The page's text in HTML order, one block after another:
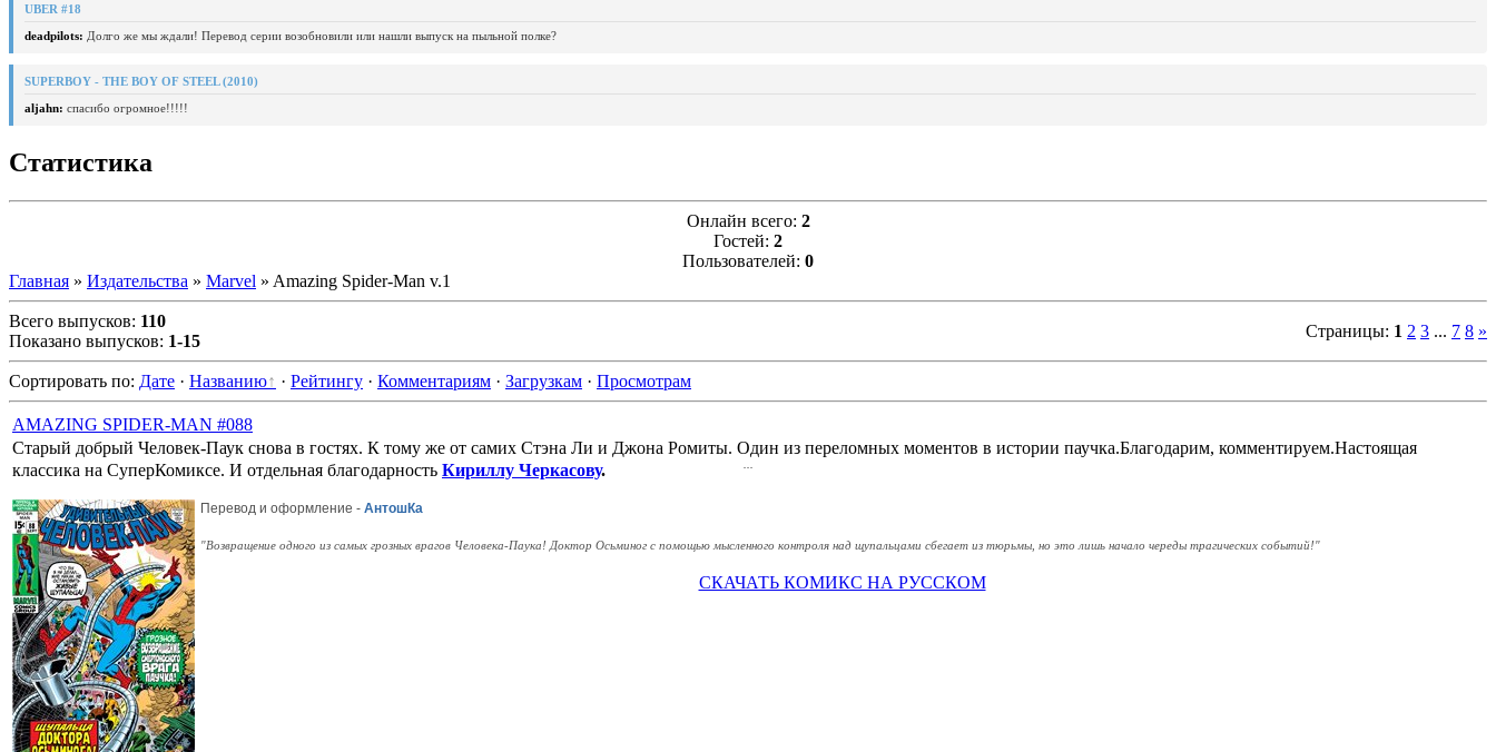
UBER #18
deadpilots: Долго же мы ждали! Перевод серии возобновили или нашли выпуск на пыльной полке?
SUPERBOY - THE BOY OF STEEL (2010)
aljahn: спасибо огромное!!!!!
Статистика
Онлайн всего: 2
Гостей: 2
Пользователей: 0
Главная » Издательства » Marvel » Amazing Spider-Man v.1
Всего выпусков: 110
Показано выпусков: 1-15
Страницы: 1 2 3 ... 7 8 »
Сортировать по: Дате · Названию · Рейтингу · Комментариям · Загрузкам · Просмотрам
AMAZING SPIDER-MAN #088
Старый добрый Человек-Паук снова в гостях. К тому же от самих Стэна Ли и Джона Ромиты. Один из переломных моментов в истории паучка.Благодарим, комментируем.Настоящая
классика на СуперКомиксе. И отдельная благодарность Кириллу Черкасову.
Перевод и оформление - АнтошКа
"Возвращение одного из самых грозных врагов Человека-Паука! Доктор Осьминог с помощью мысленного контроля над щупальцами сбегает из тюрьмы, но это лишь начало череды трагических событий!"
СКАЧАТЬ КОМИКС НА РУССКОМ